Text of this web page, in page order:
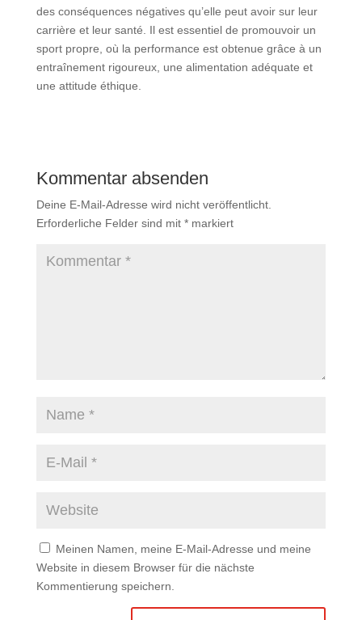
des conséquences négatives qu’elle peut avoir sur leur
carrière et leur santé. Il est essentiel de promouvoir un
sport propre, où la performance est obtenue grâce à un
entraînement rigoureux, une alimentation adéquate et
une attitude éthique.
Kommentar absenden
Deine E-Mail-Adresse wird nicht veröffentlicht.
Erforderliche Felder sind mit *markiert
Meinen Namen, meine E-Mail-Adresse und meine
Website in diesem Browser für die nächste
Kommentierung speichern.